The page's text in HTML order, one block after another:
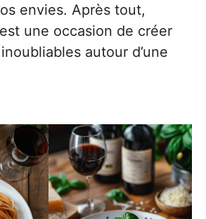
envies. Après tout,
une occasion de créer
autour d’une